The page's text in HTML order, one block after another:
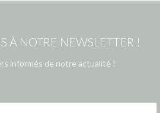
À NOTRE NEWSLETTER !
informés de notre actualité !